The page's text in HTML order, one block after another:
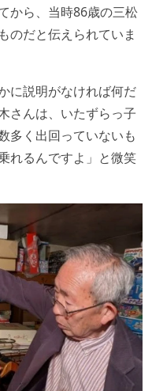
から、当時86歳の三松
のだと伝えられていま
に説明がなければ何だ
さんは、いたずらっ子
多く出回っていないも
れるんですよ」と微笑